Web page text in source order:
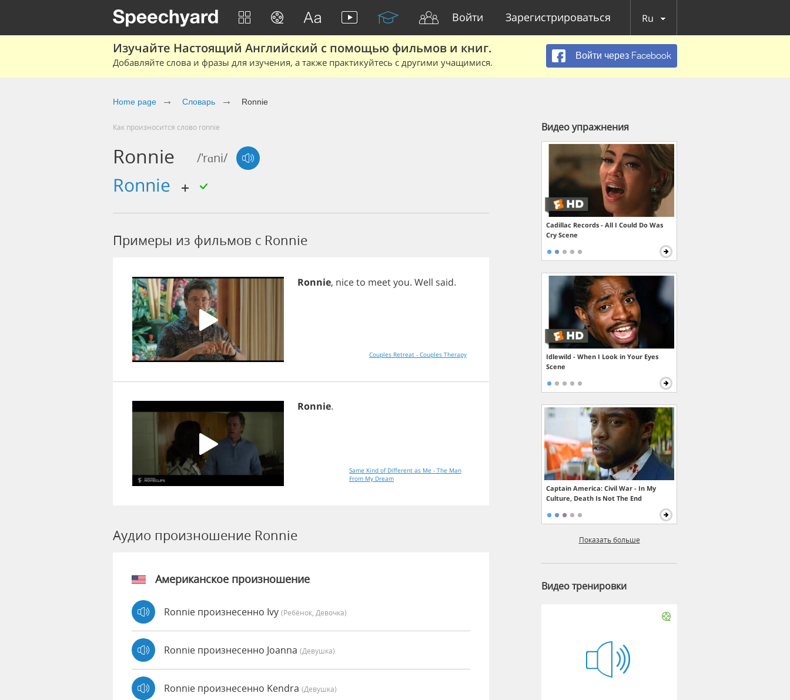
Войти Зарегистрироваться Ru
Изучайте Настоящий Английский с помощью фильмов и книг.
Добавляйте слова и фразы для изучения, а также практикуйтесь с другими учащимися.
Войти через Facebook
Home page Словарь Ronnie
Как произносится слово ronnie
Ronnie /'rɑni/
ronnie
Примеры из фильмов c Ronnie
Ronnie, niceto meetyou. Well said.
Couples Retreat - Couples Therapy
Ronnie.
Same Kind of Different as Me - The Man
From My Dream
Аудио произношение Ronnie
Американское произношение
Ronnie произнесенно Ivy (Ребёнок, Девочка)
Ronnie произнесенно Joanna (девушка)
Ronnie произнесенно Kendra (девушка)
Видео упражнения
Cadillac Records - All I Could Do Was
Cry Scene
Idlewild - When I Look in Your Eyes
Scene
Captain America: Civil War - In My
Culture, Death Is Not The End
Показать больше
Видео тренировки